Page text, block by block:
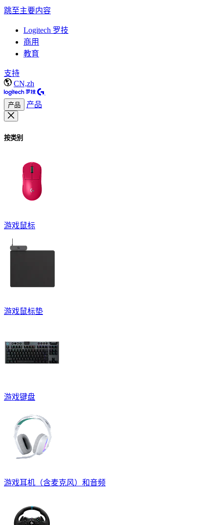
跳至主要内容
Logitech 罗技
商用
教育
支持
CN,zh
产品 产品
按类别
游戏鼠标
游戏鼠标垫
游戏键盘
游戏耳机（含麦克风）和音频